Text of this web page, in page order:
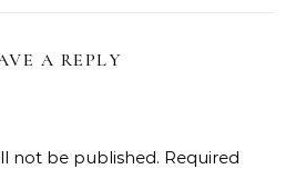
A REPLY
not be published. Required